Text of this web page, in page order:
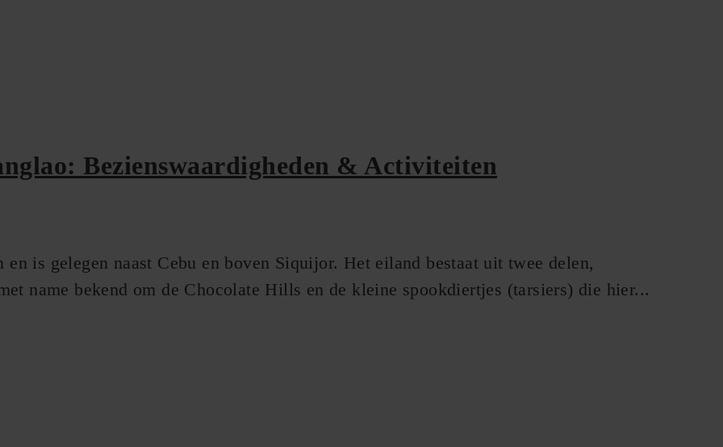
Bezienswaardigheden & Activiteiten
is gelegen naast Cebu en boven Siquijor. Het eiland bestaat uit twee delen,
name bekend om de Chocolate Hills en de kleine spookdiertjes (tarsiers) die hier...